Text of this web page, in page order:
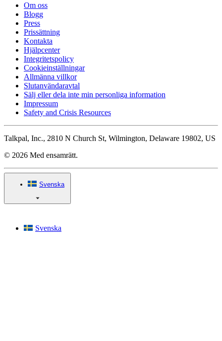
Om oss
Blogg
Press
Prissättning
Kontakta
Hjälpcenter
Integritetspolicy
Cookieinställningar
Allmänna villkor
Slutanvändaravtal
Sälj eller dela inte min personliga information
Impressum
Safety and Crisis Resources
Talkpal, Inc., 2810 N Church St, Wilmington, Delaware 19802, US
© 2026 Med ensamrätt.
Svenska
Svenska